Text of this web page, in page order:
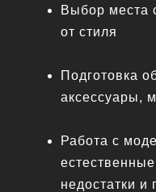
Выбор места
от стиля
Подготовка
аксессуары,
Работа с
недостатки и